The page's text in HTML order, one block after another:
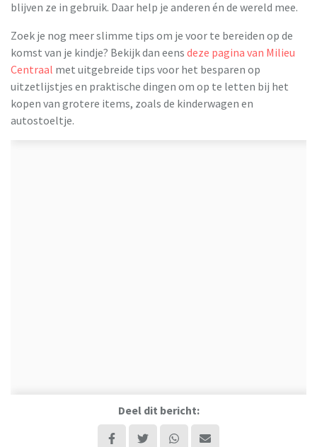
blijven ze in gebruik. Daar help je anderen én de wereld mee.
Zoek je nog meer slimme tips om je voor te bereiden op de
komst van je kindje? Bekijk dan eens deze pagina van Milieu
Centraal met uitgebreide tips voor het besparen op
uitzetlijstjes en praktische dingen om op te letten bij het
kopen van grotere items, zoals de kinderwagen en
autostoeltje.
Deel dit bericht: